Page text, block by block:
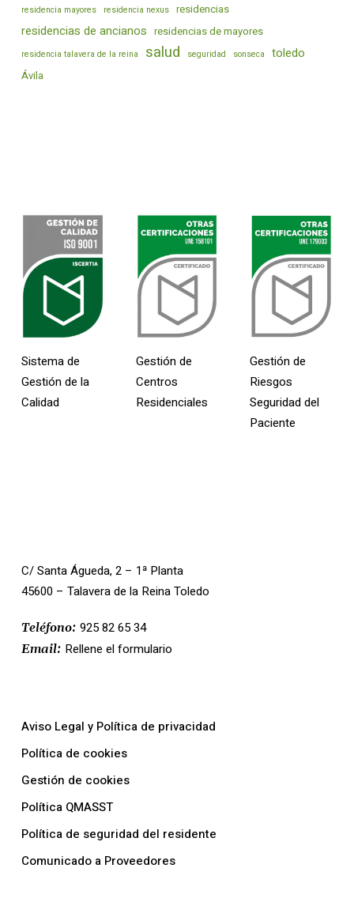
residencia mayores
residencia nexus residencias
residencias de ancianos residencias de mayores
residencia talavera de la reina salud seguridad sonseca toledo
Ávila
Sistema de
Gestión de la
Calidad
Gestión de
Centros
Residenciales
Gestión de
Riesgos
Seguridad del
Paciente
C/ Santa Águeda, 2 – 1ª Planta
45600 – Talavera de la Reina Toledo
Teléfono: 925 82 65 34
Email: Rellene el formulario
Aviso Legal y Política de privacidad
Política de cookies
Gestión de cookies
Política QMASST
Política de seguridad del residente
Comunicado a Proveedores